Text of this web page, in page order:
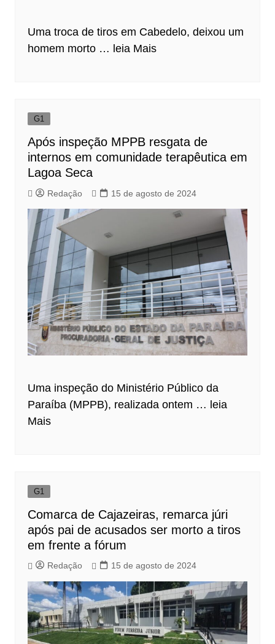
Uma troca de tiros em Cabedelo, deixou um
homem morto … leia Mais
G1
Após inspeção MPPB resgata de
internos em comunidade terapêutica em
Lagoa Seca
Redação 15 de agosto de 2024
Uma inspeção do Ministério Público da
Paraíba (MPPB), realizada ontem … leia
Mais
G1
Comarca de Cajazeiras, remarca júri
após pai de acusados ser morto a tiros
em frente a fórum
Redação 15 de agosto de 2024